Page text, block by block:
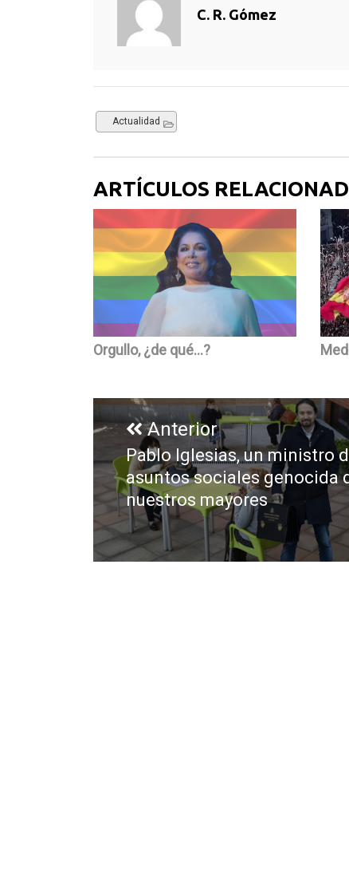
C. R. Gómez
Actualidad
ARTÍCULOS
Orgullo, ¿de qué…?
Navegación
de
entradas
Anterior
Entrada
anterior:
Pablo Iglesias, un ministro
asuntos sociales genocida
nuestros mayores